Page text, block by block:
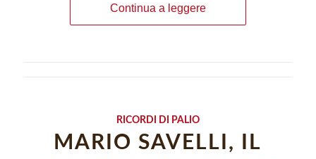
Continua a leggere
RICORDI DI PALIO
MARIO SAVELLI, IL